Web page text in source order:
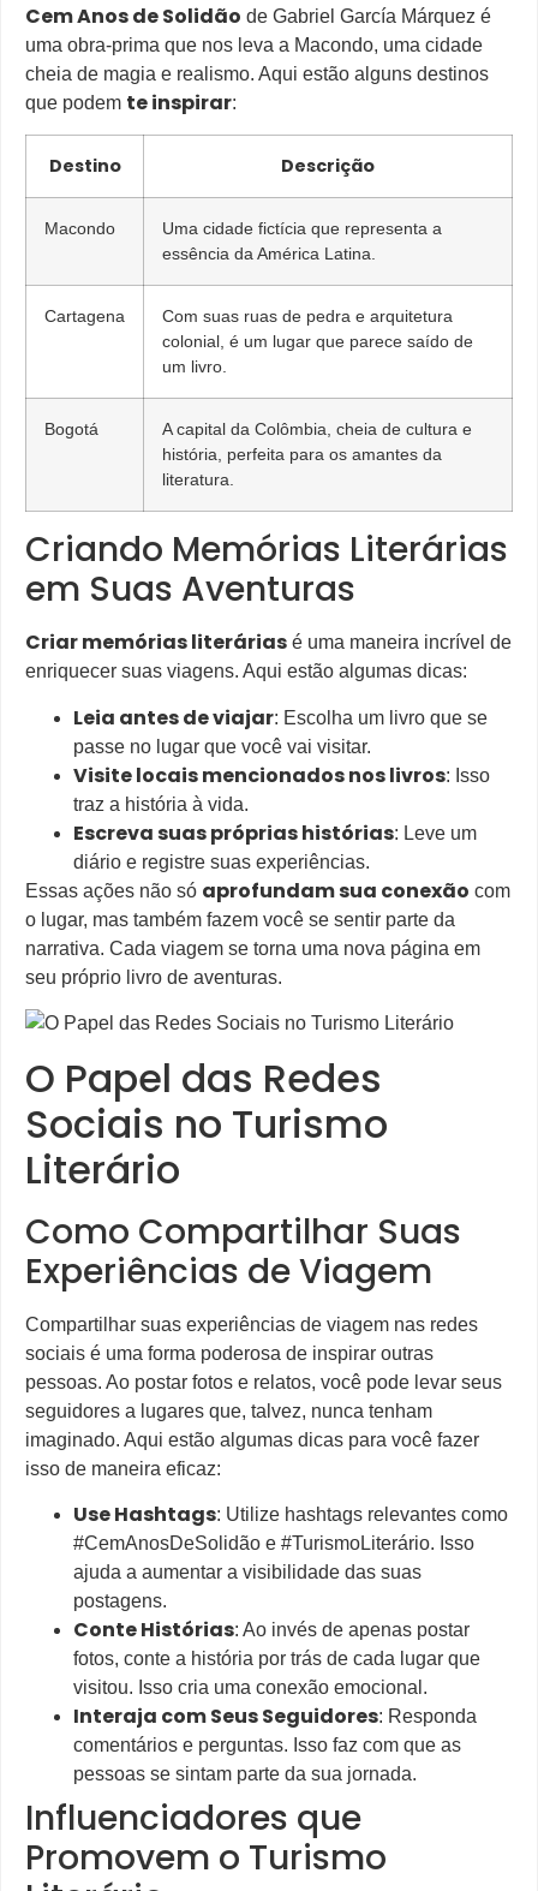
Cem Anos de Solidão de Gabriel García Márquez é
uma obra-prima que nos leva a Macondo, uma cidade
cheia de magia e realismo. Aqui estão alguns destinos
que podem te inspirar:
Destino Descrição
Macondo
Uma cidade fictícia que representa a
essência da América Latina.
Cartagena
Com suas ruas de pedra e arquitetura
colonial, é um lugar que parece saído de
um livro.
Bogotá
A capital da Colômbia, cheia de cultura e
história, perfeita para os amantes da
literatura.
Criando Memórias Literárias
em Suas Aventuras
Criar memórias literárias é uma maneira incrível de
enriquecer suas viagens. Aqui estão algumas dicas:
Leia antes de viajar: Escolha um livro que se
passe no lugar que você vai visitar.
Visite locais mencionados nos livros: Isso
traz a história à vida.
Escreva suas próprias histórias: Leve um
diário e registre suas experiências.
Essas ações não só aprofundam sua conexão com
o lugar, mas também fazem você se sentir parte da
narrativa. Cada viagem se torna uma nova página em
seu próprio livro de aventuras.
O Papel das Redes
Sociais no Turismo
Literário
Como Compartilhar Suas
Experiências de Viagem
Compartilhar suas experiências de viagem nas redes
sociais é uma forma poderosa de inspirar outras
pessoas. Ao postar fotos e relatos, você pode levar seus
seguidores a lugares que, talvez, nunca tenham
imaginado. Aqui estão algumas dicas para você fazer
isso de maneira eficaz:
Use Hashtags: Utilize hashtags relevantes como
#CemAnosDeSolidão e #TurismoLiterário. Isso
ajuda a aumentar a visibilidade das suas
postagens.
Conte Histórias: Ao invés de apenas postar
fotos, conte a história por trás de cada lugar que
visitou. Isso cria uma conexão emocional.
Interaja com Seus Seguidores: Responda
comentários e perguntas. Isso faz com que as
pessoas se sintam parte da sua jornada.
Influenciadores que
Promovem o Turismo